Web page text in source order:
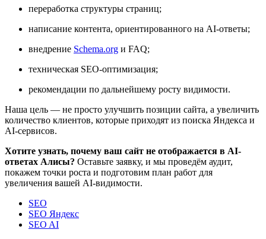
переработка структуры страниц;
написание контента, ориентированного на AI-ответы;
внедрение Schema.org и FAQ;
техническая SEO-оптимизация;
рекомендации по дальнейшему росту видимости.
Наша цель — не просто улучшить позиции сайта, а увеличить
количество клиентов, которые приходят из поиска Яндекса и
AI-сервисов.
Хотите узнать, почему ваш сайт не отображается в AI-
ответах Алисы? Оставьте заявку, и мы проведём аудит,
покажем точки роста и подготовим план работ для
увеличения вашей AI-видимости.
SEO
SEO Яндекс
SEO AI